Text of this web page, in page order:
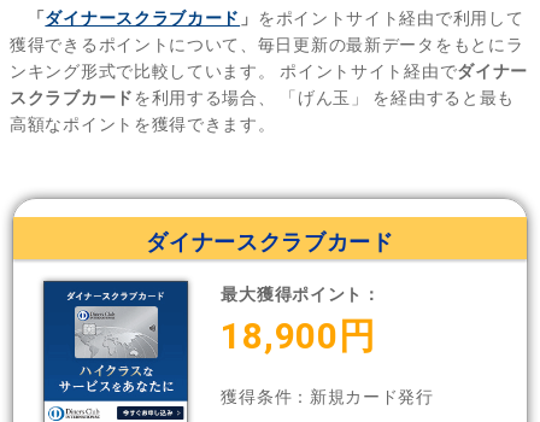
「 ダイナースクラブカード 」 をポイントサイト経由で利用して
獲得できるポイントについて、毎日更新の最新データをもとにラ
ンキング形式で比較しています。 ポイントサイト経由でダイナー
スクラブカードを利用する場合、 「げん玉」
を経由すると最も
高額なポイントを獲得できます。
ダイナースクラブカード
最大獲得ポイント：
18,900円
獲得条件：新規カード発行